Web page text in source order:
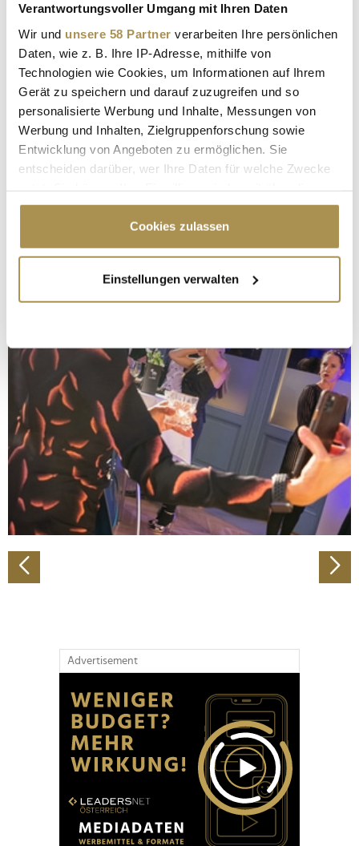
Verantwortungsvoller Umgang mit Ihren Daten
Wir und unsere 58 Partner verarbeiten Ihre persönlichen
Daten, wie z. B. Ihre IP-Adresse, mithilfe von
Technologien wie Cookies, um Informationen auf Ihrem
Gerät zu speichern und darauf zuzugreifen und so
personalisierte Werbung und Inhalte, Messungen von
Werbung und Inhalten, Zielgruppenforschung sowie
Entwicklung von Angeboten zu ermöglichen. Sie
entscheiden darüber, wer Ihre Daten für welche Zwecke
Cookie-Erklärung oder durch Klicken auf das Privacy
Trigger Symbol ändern oder widerrufen
Informationen über Ihre geografische Lage
erfassen, welche bis auf einige Meter genau sein
bestimmten Merkmalen (Fingerprinting) identifizieren
Erfahren Sie mehr darüber, wie Ihre persönlichen Daten
verarbeitet werden, und legen Sie Ihre Präferenzen im
Abschnitt Einzelheitenfest.
Wir verwenden Cookies, um Inhalte und Anzeigen zu
personalisieren, Funktionen für soziale Medien anbieten
zu können und die Zugriffe auf unsere Website zu
analysieren. Außerdem geben wir Informationen zu Ihrer
Verwendung unserer Website an unsere Partner für
soziale Medien, Werbung und Analysen weiter. Unsere
Partner führen diese Informationen möglicherweise mit
Cookies zulassen
Einstellungen verwalten
Advertisement